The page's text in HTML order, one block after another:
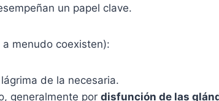
un papel clave.
menudo coexisten):
de la necesaria.
generalmente por disfunción de las